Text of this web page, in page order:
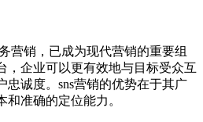
销，已成为现代营销的重要组
，企业可以更有效地与目标受众互
忠诚度。sns营销的优势在于其广
准确的定位能力。